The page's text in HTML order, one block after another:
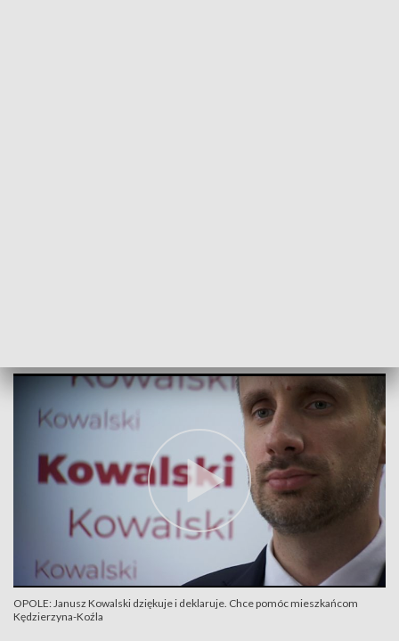
OPOLE: Janusz Kowalski dziękuje i deklaruje. Chce pomóc mieszkańcom
Kędzierzyna-Koźla